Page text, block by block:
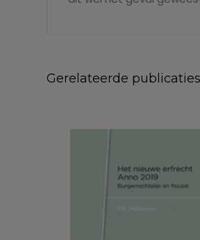
Gerelateerde publicaties